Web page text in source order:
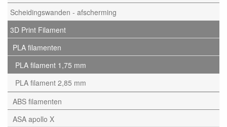
Scheidingswanden - afscherming
3D Print Filament
PLA filamenten
PLA filament 1,75 mm
PLA filament 2,85 mm
ABS filamenten
ASA apollo X